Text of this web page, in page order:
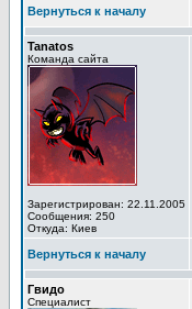
Вернуться к началу
Tanatos
Команда сайта
Зарегистрирован: 22.11.2005
Сообщения: 250
Откуда: Киев
Вернуться к началу
Гвидо
Специалист